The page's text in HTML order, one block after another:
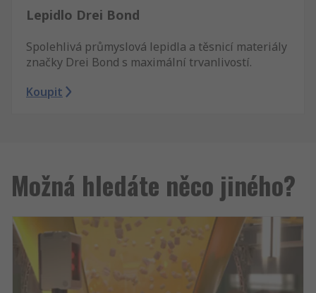
Lepidlo Drei Bond
Spolehlivá průmyslová lepidla a těsnicí materiály
značky Drei Bond s maximální trvanlivostí.
Koupit
Možná hledáte něco jiného?